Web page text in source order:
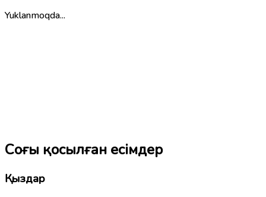
Yuklanmoqda...
Соңғы қосылған есімдер
Қыздар